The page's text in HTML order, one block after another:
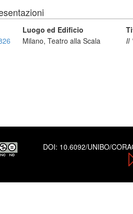
Luogo ed Edificio
Milano, Teatro alla Scala Il
DOI: 10.6092/UNIBO/